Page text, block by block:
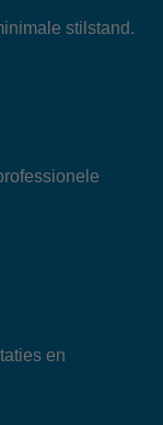
stilstand.
en